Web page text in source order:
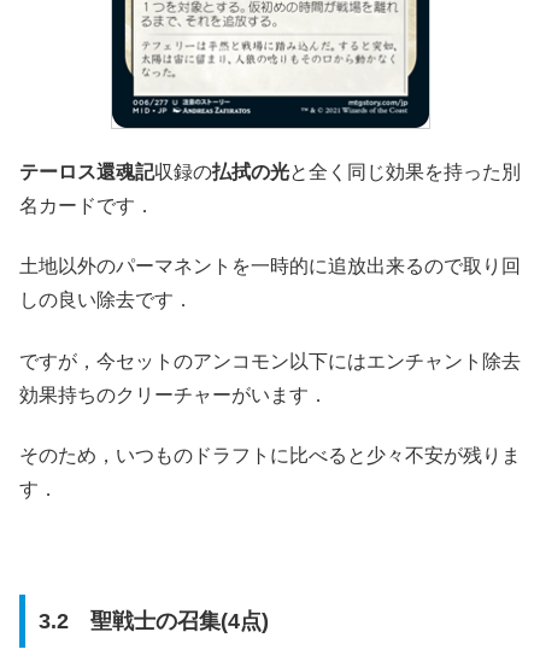
テーロス還魂記収録の払拭の光と全く同じ効果を持った別
名カードです．
土地以外のパーマネントを一時的に追放出来るので取り回
しの良い除去です．
ですが，今セットのアンコモン以下にはエンチャント除去
効果持ちのクリーチャーがいます．
そのため，いつものドラフトに比べると少々不安が残りま
す．
3.2 聖戦士の召集(4点)